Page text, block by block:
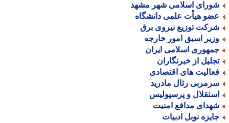
اسلامی شهر مشهد
هیأت علمی دانشگاه
توزیع نیروی برق
اسبق امور خارجه
اسلامی ایران
از خبرنگاران
های اقتصادی
رئال مادرید
و پرسپولیس
مدافع امنیت
نوبل ادبیات